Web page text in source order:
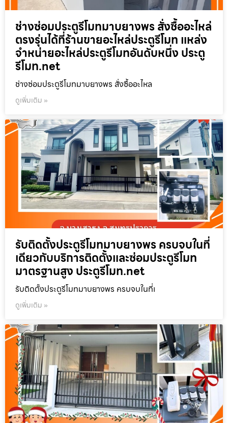
ช่างซ่อมประตูรีโมทมาบยางพร สั่งซื้ออะไหล่
ตรงรุ่นได้ที่ร้านขายอะไหล่ประตูรีโมท แหล่ง
จำหน่ายอะไหล่ประตูรีโมทอันดับหนึ่ง ประตู
รีโมท.net
ช่างซ่อมประตูรีโมทมาบยางพร สั่งซื้ออะไหล
ดูเพิ่มเติม »
รับติดตั้งประตูรีโมทมาบยางพร ครบจบในที่
เดียวกับบริการติดตั้งและซ่อมประตูรีโมท
มาตรฐานสูง ประตูรีโมท.net
รับติดตั้งประตูรีโมทมาบยางพร ครบจบในที่เ
ดูเพิ่มเติม »